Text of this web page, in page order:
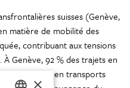
suisses (Genève,
matière de mobilité des
contribuant aux tensions
Genève, 92 % des trajets en
effectués en transports
×